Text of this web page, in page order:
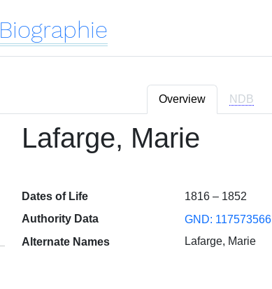
Biographie
Overview NDB
Lafarge, Marie
Dates of Life
1816 – 1852
Authority Data
GND: 117573566
Alternate Names
Lafarge, Marie